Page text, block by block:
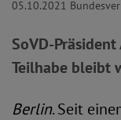
05.10.2021
SoVD-
Teilhabe bleibt
Berlin. Seit